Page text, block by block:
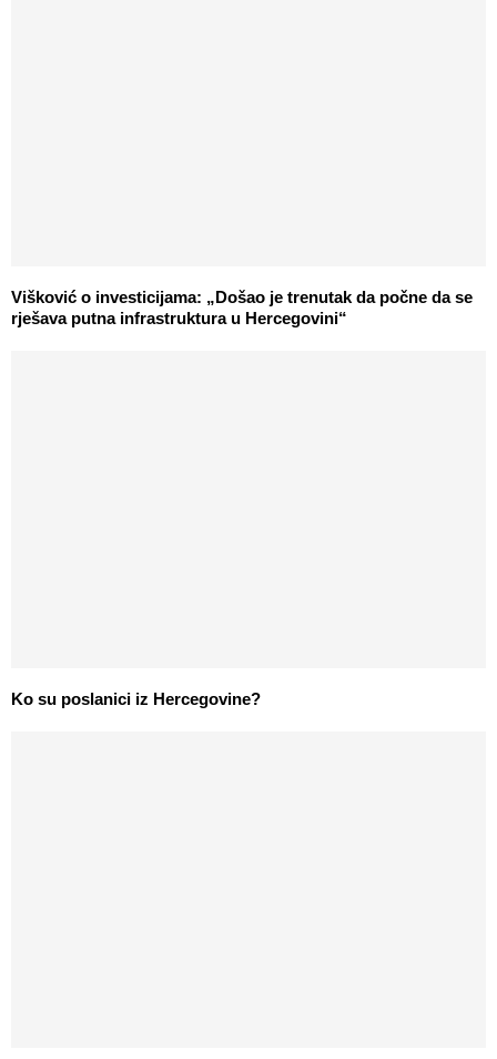
Višković o investicijama: „Došao je trenutak da počne da se
rješava putna infrastruktura u Hercegovini“
Ko su poslanici iz Hercegovine?